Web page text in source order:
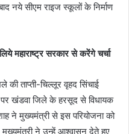
नये सीएम राइज स्कूलों के निर्माण
महाराष्ट्र सरकार से करेंगे चर्चा
की ताप्ती-चिल्लूर वृहद सिंचाई
पर खंडवा जिले के हरसूद से विधायक
ने मुख्यमंत्री से इस परियोजना को
ने उन्हें आश्वासन देते हुए